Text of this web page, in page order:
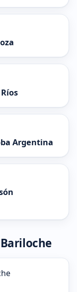
Argentina
Bariloche